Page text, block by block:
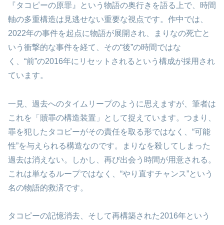
『タコピーの原罪』という物語の奥行きを語る上で、時間
軸の多重構造は見逃せない重要な視点です。作中では、
2022年の事件を起点に物語が展開され、まりなの死亡と
いう衝撃的な事件を経て、その“後”の時間ではな
く、“前”の2016年にリセットされるという構成が採用され
ています。
一見、過去へのタイムリープのように思えますが、筆者は
これを「贖罪の構造装置」として捉えています。つまり、
罪を犯したタコピーがその責任を取る形ではなく、“可能
性”を与えられる構造なのです。まりなを殺してしまった
過去は消えない。しかし、再び出会う時間が用意される。
これは単なるループではなく、“やり直すチャンス”という
名の物語的救済です。
タコピーの記憶消去、そして再構築された2016年という